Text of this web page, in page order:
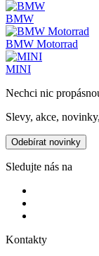
BMW
BMW Motorrad
MINI
Nechci nic
Slevy, akce,
Odebírat novinky
Sledujte nás na
Kontakty